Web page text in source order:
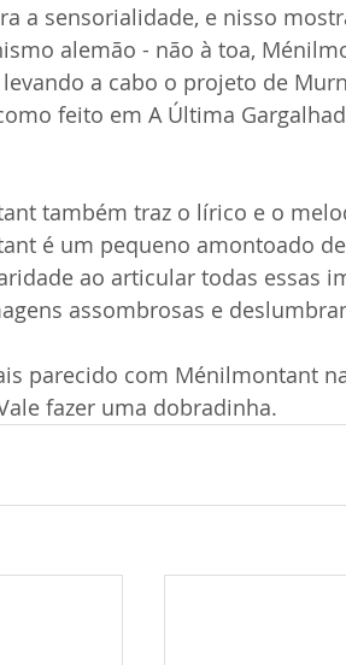
a sensorialidade, e nisso
alemão - não à toa,
a cabo o projeto de
feito em A Última
também traz o lírico e o
é um pequeno amontoado
ao articular todas essas
assombrosas e
parecido com Ménilmontant
fazer uma dobradinha.